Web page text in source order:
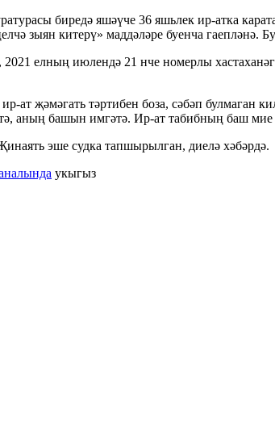
биредә яшәүче 36 яшьлек ир-атка
зыян китерү» маддәләре буенча гаепләнә.
елның июлендә 21 нче номерлы
ир-ат җәмәгать тәртибен боза, сәбәп
аның башын имгәтә. Ир-ат табибның баш мие
эше судка тапшырылган, диелә хәбәрдә.
укыгыз